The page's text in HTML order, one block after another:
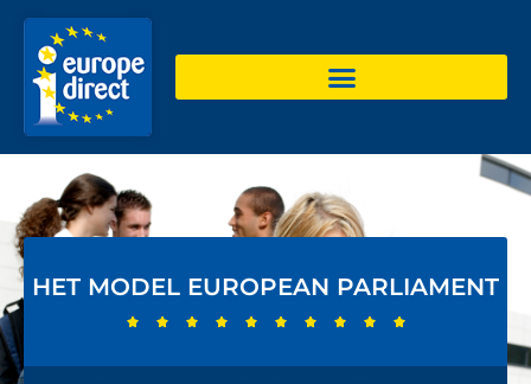
HET MODEL EUROPEAN PARLIAMENT
         